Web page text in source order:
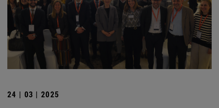
24 | 03 | 2025